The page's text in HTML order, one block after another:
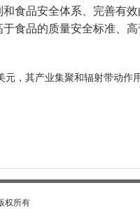
食品安全体系、完善有
食品的质量安全标准、
元，其产业集聚和辐射带动作
权所有